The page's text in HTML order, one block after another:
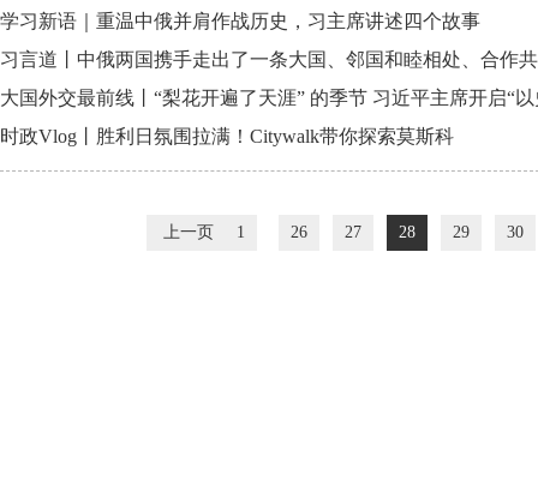
学习新语｜重温中俄并肩作战历史，习主席讲述四个故事
习言道丨中俄两国携手走出了一条大国、邻国和睦相处、合作
大国外交最前线丨“梨花开遍了天涯” 的季节 习近平主席开启“
时政Vlog丨胜利日氛围拉满！Citywalk带你探索莫斯科
上一页 1 26 27 28 29 30